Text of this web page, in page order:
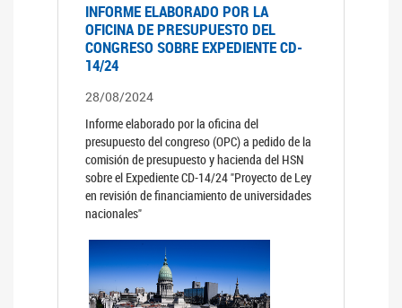
INFORME ELABORADO POR LA
OFICINA DE PRESUPUESTO DEL
CONGRESO SOBRE EXPEDIENTE CD-
14/24
28/08/2024
Informe elaborado por la oficina del
presupuesto del congreso (OPC) a pedido de la
comisión de presupuesto y hacienda del HSN
sobre el Expediente CD-14/24 "Proyecto de Ley
en revisión de financiamiento de universidades
nacionales"